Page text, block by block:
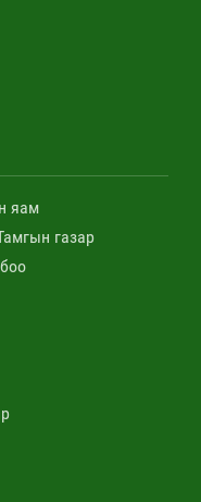
яам
газар